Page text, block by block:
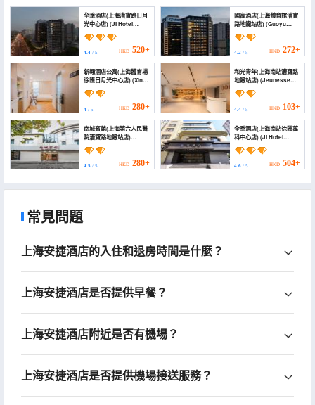
全季酒店(上海漕寶路日月
光中心店) (JI Hotel
(Shanghai Caobao
Road Rìyuèguāng
Center))
4.4 / 5 HKD 520+
國寓酒店(上海體育館漕寶
路地鐵站店) (Guoyu
Hotel (Shanghai
Stadium Caobao Road
Subway Station))
4.2/ 5 HKD 272+
新翱酒店公寓(上海體育場
徐匯日月光中心店) (Xinao
Serviced
Apartment(Shanghai
Stadium, Xuhui
Riyouguang Center
Store))
4 / 5 HKD 280+
和光青年(上海南站漕寶路
地鐵站店) (Jeunesse
Heguang (Shanghai
Guangda Convention &
Exhibition Center,
Caobao Road Metro
Station Branch))
4.4/ 5 HKD 103+
南城賓館(上海第六人民醫
院漕寶路地鐵站店)
(Nancheng Hotel)
4.5 / 5 HKD 280+
全季酒店(上海南站徐匯萬
科中心店) (JI Hotel
(Shanghai South
Railway Station Xuhui
Vanke Center))
4.6/ 5 HKD 504+
常見問題
上海安捷酒店的入住和退房時間是什麼？
上海安捷酒店是否提供早餐？
上海安捷酒店附近是否有機場？
上海安捷酒店是否提供機場接送服務？